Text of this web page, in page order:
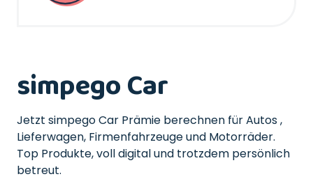
simpego Car
Jetzt simpego Car Prämie berechnen für Autos ,
Lieferwagen, Firmenfahrzeuge und Motorräder.
Top Produkte, voll digital und trotzdem persönlich
betreut.